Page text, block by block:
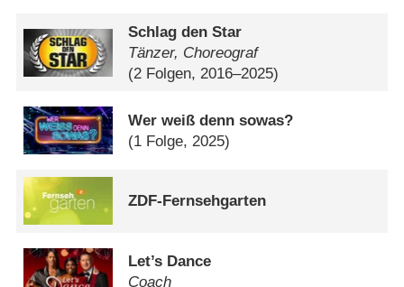
Schlag den Star
Tänzer, Choreograf
(2 Folgen, 2016–2025)
Wer weiß denn sowas?
(1 Folge, 2025)
ZDF-Fernsehgarten
Let’s Dance
Coach